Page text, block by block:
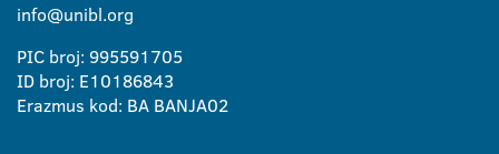
info@unibl.org
PIC broj: 995591705
ID broj: E10186843
Erazmus kod: BA BANJA02